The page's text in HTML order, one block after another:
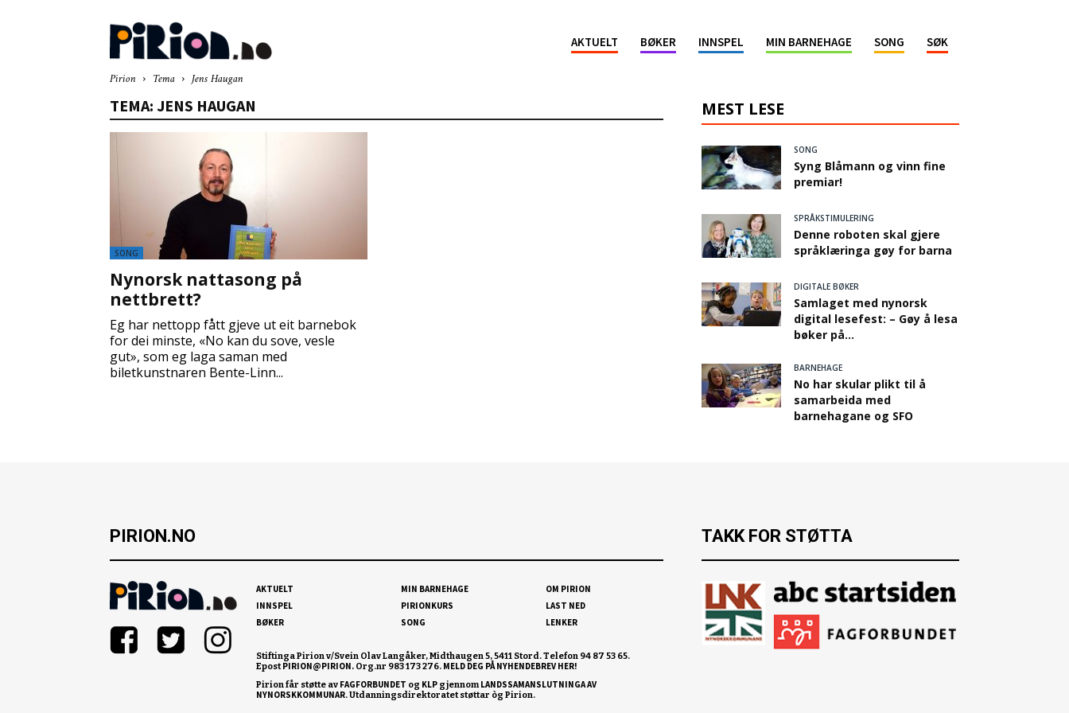
AKTUELT BØKER INNSPEL MIN BARNEHAGE SONG SØK
Pirion Tema
Jens Haugan
TEMA: JENS HAUGAN
SONG
Nynorsk nattasong på
nettbrett?
Eg har nettopp fått gjeve ut eit barnebok
for dei minste, «No kan du sove, vesle
gut», som eg laga saman med
biletkunstnaren Bente-Linn...
MEST LESE
SONG
Syng Blåmann og vinn fine
premiar!
SPRÅKSTIMULERING
Denne roboten skal gjere
språklæringa gøy for barna
DIGITALE BØKER
Samlaget med nynorsk
digital lesefest: – Gøy å lesa
bøker på...
BARNEHAGE
No har skular plikt til å
samarbeida med
barnehagane og SFO
PIRION.NO
AKTUELT
INNSPEL
BØKER
MIN BARNEHAGE
PIRIONKURS
SONG
OM PIRION
LAST NED
LENKER
Stiftinga Pirion v/Svein Olav Langåker, Midthaugen 5, 5411 Stord. Telefon 94 87 53 65.
EpostPIRION@PIRION. Org.nr 983 173 276. MELD DEG PÅ NYHENDEBREV HER!
Pirion får støtte av FAGFORBUNDET og KLP gjennomLANDSSAMANSLUTNINGA AV
NYNORSKKOMMUNAR. Utdanningsdirektoratet støttar òg Pirion.
TAKK FOR STØTTA